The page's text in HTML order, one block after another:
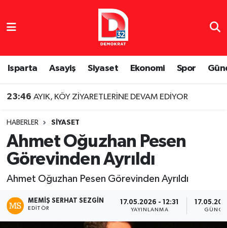
Isparta Asayiş Siyaset Ekonomi Spor
23:46 AYIK, KÖY ZİYARETLERİNE DEVAM EDİYOR
HABERLER SIYASET
Ahmet Oğuzhan Pesen
Görevinden Ayrıldı
Ahmet Oğuzhan Pesen Görevinden Ayrıldı
MEMIŞ SERHAT SEZGIN
EDITÖR
17.05.2026 - 12:31
YAYINLANMA
Isparta Nöbetçi Eczaneler
Isparta Hava Durumu
Süper Lig Puan Durumu ve Fikstür
Tüm Manşetler